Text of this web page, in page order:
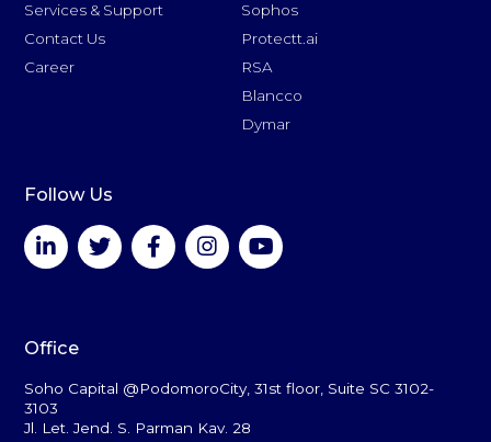
Services & Support
Contact Us
Career
Sophos
Protectt.ai
RSA
Blancco
Dymar
Follow Us
Office
Soho Capital @PodomoroCity, 31st floor, Suite SC 3102-
3103
Jl. Let. Jend. S. Parman Kav. 28